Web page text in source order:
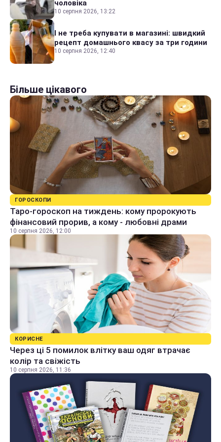
чоловіка
10 серпня 2026, 13:22
І не треба купувати в магазині: швидкий
рецепт домашнього квасу за три години
10 серпня 2026, 12:40
Більше цікавого
ГОРОСКОПИ
Таро-гороскоп на тиждень: кому пророкують
фінансовий прорив, а кому - любовні драми
10 серпня 2026, 12:00
КОРИСНЕ
Через ці 5 помилок влітку ваш одяг втрачає
колір та свіжість
10 серпня 2026, 11:36